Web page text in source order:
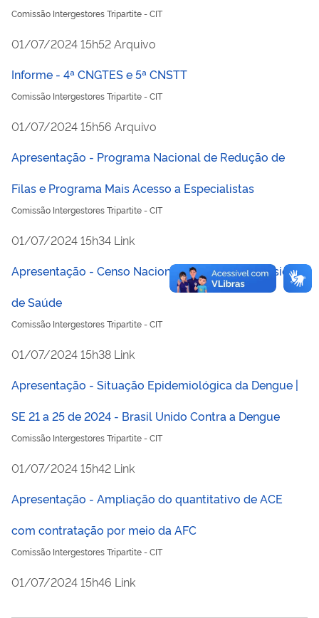
Comissão Intergestores Tripartite - CIT
publicado
01/07/202415h52Arquivo
Informe - 4ª CNGTES e 5ª CNSTT
Comissão Intergestores Tripartite - CIT
publicado
01/07/202415h56 Arquivo
Apresentação - Programa Nacional de Redução de
Filas e Programa Mais Acesso a Especialistas
Comissão Intergestores Tripartite - CIT
publicado
01/07/202415h34 Link
Apresentação - Censo Nacional das Unidades Básicas
de Saúde
Comissão Intergestores Tripartite - CIT
publicado
01/07/202415h38 Link
Apresentação - Situação Epidemiológica da Dengue |
SE 21 a 25 de 2024 - Brasil Unido Contra a Dengue
Comissão Intergestores Tripartite - CIT
publicado
01/07/202415h42 Link
Apresentação - Ampliação do quantitativo de ACE
com contratação por meio da AFC
Comissão Intergestores Tripartite - CIT
publicado
01/07/202415h46 Link